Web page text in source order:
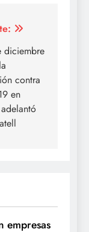
diciembre
contra
en
empresas